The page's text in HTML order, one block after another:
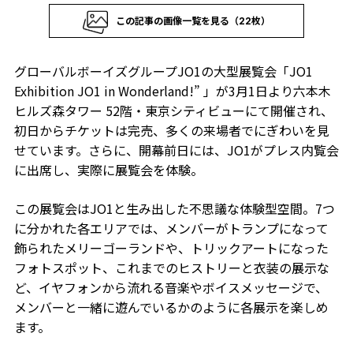
この記事の画像一覧を見る（22枚）
グローバルボーイズグループJO1の大型展覧会「JO1
Exhibition JO1 in Wonderland!” 」が3月1日より六本木
ヒルズ森タワー 52階・東京シティビューにて開催され、
初日からチケットは完売、多くの来場者でにぎわいを見
せています。さらに、開幕前日には、JO1がプレス内覧会
に出席し、実際に展覧会を体験。
この展覧会はJO1と生み出した不思議な体験型空間。7つ
に分かれた各エリアでは、メンバーがトランプになって
飾られたメリーゴーランドや、トリックアートになった
フォトスポット、これまでのヒストリーと衣装の展示な
ど、イヤフォンから流れる音楽やボイスメッセージで、
メンバーと一緒に遊んでいるかのように各展示を楽しめ
ます。